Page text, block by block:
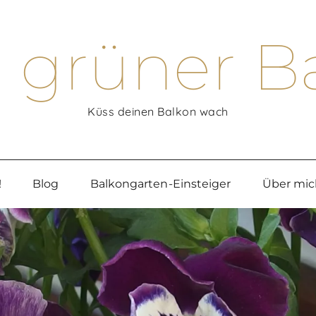
grüner
Küss deinen Balkon wach
Blog Balkongarten-Einsteiger Über